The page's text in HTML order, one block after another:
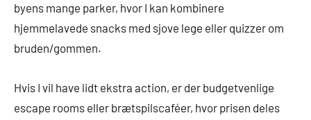
byens mange parker, hvor I kan kombinere
hjemmelavede snacks med sjove lege eller quizzer om
bruden/gommen.
Hvis I vil have lidt ekstra action, er der budgetvenlige
escape rooms eller brætspilscaféer, hvor prisen deles